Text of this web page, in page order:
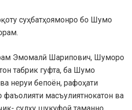
суҳбатҳоямонро бо Шумо
Эмомалӣ Шарипович, Шуморо
табрик гуфта, ба Шумо
неруи бепоён, рафоҳати
масъулиятнокатон ва